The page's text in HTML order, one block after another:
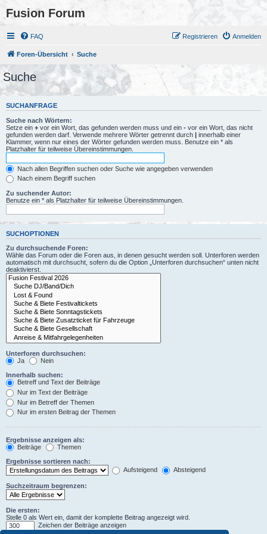
Fusion Forum
FAQ Anmelden
Registrieren
Foren-Übersicht Suche
Suche
SUCHANFRAGE
Suche nach Wörtern:
Setze ein + vor ein Wort, das gefunden werden muss und ein - vor ein Wort, das nicht
gefunden werden darf. Verwende mehrere Wörter getrennt durch | innerhalb einer
Klammer, wenn nur eines der Wörter gefunden werden muss. Benutze ein * als
Platzhalter für teilweise Übereinstimmungen.
Nach allen Begriffen suchen oder Suche wie angegeben verwenden
Nach einem Begriff suchen
Zu suchender Autor:
Benutze ein * als Platzhalter für teilweise Übereinstimmungen.
SUCHOPTIONEN
Zu durchsuchende Foren:
Wähle das Forum oder die Foren aus, in denen gesucht werden soll. Unterforen werden
automatisch mit durchsucht, sofern du die Option „Unterforen durchsuchen“ unten nicht
deaktivierst.
Unterforen durchsuchen:
Ja
Nein
Innerhalb suchen:
Betreff und Text der Beiträge
Nur im Text der Beiträge
Nur im Betreff der Themen
Nur im ersten Beitrag der Themen
Ergebnisse anzeigen als:
Beiträge
Themen
Ergebnisse sortieren nach:
Aufsteigend
Absteigend
Suchzeitraum begrenzen:
Die ersten:
Stelle 0 als Wert ein, damit der komplette Beitrag angezeigt wird.
Zeichen der Beiträge anzeigen